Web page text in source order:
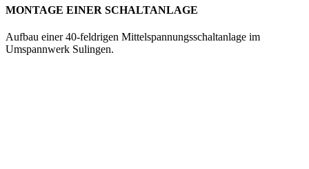
MONTAGE EINER SCHALTANLAGE
Aufbau einer 40-feldrigen Mittelspannungsschaltanlage im
Umspannwerk Sulingen.